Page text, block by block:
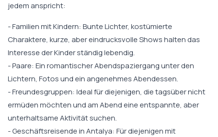
jedem anspricht:
- Familien mit Kindern: Bunte Lichter, kostümierte
Charaktere, kurze, aber eindrucksvolle Shows halten das
Interesse der Kinder ständig lebendig.
- Paare: Ein romantischer Abendspaziergang unter den
Lichtern, Fotos und ein angenehmes Abendessen.
- Freundesgruppen: Ideal für diejenigen, die tagsüber nicht
ermüden möchten und am Abend eine entspannte, aber
unterhaltsame Aktivität suchen.
- Geschäftsreisende in Antalya: Für diejenigen mit